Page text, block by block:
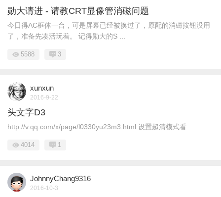
勋大请进 - 请教CRT显像管消磁问题
今日得AC框体一台，可是屏幕已经被换过了，原配的消磁按钮没用
了，准备先凑活玩着。 记得勋大的S ...
5588 3
xunxun
2016-9-22
头文字D3
http://v.qq.com/x/page/l0330yu23m3.html 设置超清模式看
4014 1
JohnnyChang9316
2016-10-3